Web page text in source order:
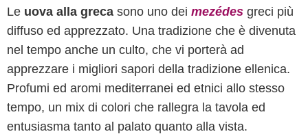
Le uova alla greca sono uno dei mezédes greci più
diffuso ed apprezzato. Una tradizione che è divenuta
nel tempo anche un culto, che vi porterà ad
apprezzare i migliori sapori della tradizione ellenica.
Profumi ed aromi mediterranei ed etnici allo stesso
tempo, un mix di colori che rallegra la tavola ed
entusiasma tanto al palato quanto alla vista.